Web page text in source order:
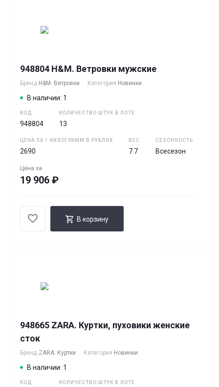
948804 H&M. Ветровки мужские
Бренд H&M. Ветровки Категория Новинки
В наличии: 1
КОД
948804
КОЛИЧЕСТВО ШТУК В ЛОТЕ
13
ЦЕНА ЗА 1 КИЛОГРАММ В РУБЛЯХ
2690
ВЕС
7.7
СЕЗОННОСТЬ
Всесезон
Цена за
19 906 ₽
В корзину
948665 ZARA. Куртки, пуховики женские
сток
Бренд ZARA. Куртки Категория Новинки
В наличии: 1
КОД КОЛИЧЕСТВО ШТУК В ЛОТЕ